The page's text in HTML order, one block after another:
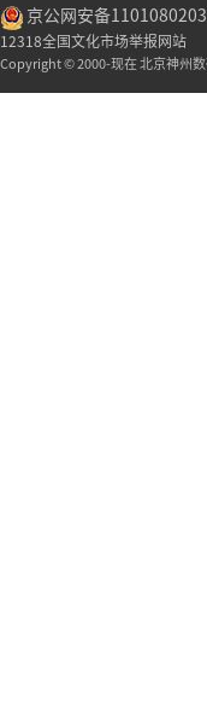
京公网安备
12318全国文化市场举报网站
Copyright © 2000-现在 北京神州